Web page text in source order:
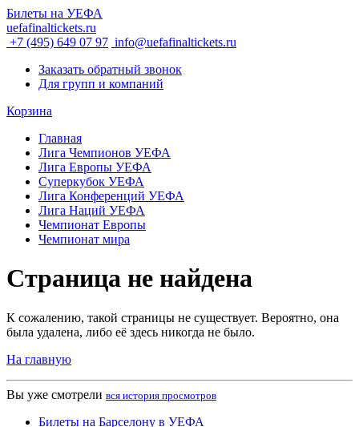
Билеты на УЕФА
uefafinaltickets.ru
+7 (495) 649 07 97 info@uefafinaltickets.ru
Заказать обратный звонок
Для групп и компаний
Корзина
Главная
Лига Чемпионов УЕФА
Лига Европы УЕФА
Суперкубок УЕФА
Лига Конференций УЕФА
Лига Наций УЕФА
Чемпионат Европы
Чемпионат мира
Страница не найдена
К сожалению, такой страницы не существует. Вероятно, она
была удалена, либо её здесь никогда не было.
На главную
Вы уже смотрели вся история просмотров
Билеты на Барселону в УЕФА